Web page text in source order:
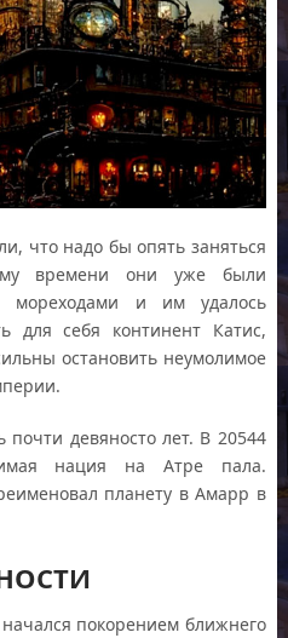
что надо бы опять заняться
времени они уже были
мореходами и им удалось
для себя континент Катис,
остановить неумолимое
почти девяносто лет. В 20544
нация на Атре пала.
планету в Амарр в
покорением ближнего